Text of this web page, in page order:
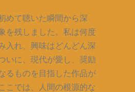
めて聴いた瞬間から深
を残しました。私は何度
入れ、興味はどんどん深
いに、現代が愛し、奨励
るものを目指した作品が
こでは、人間の根源的な